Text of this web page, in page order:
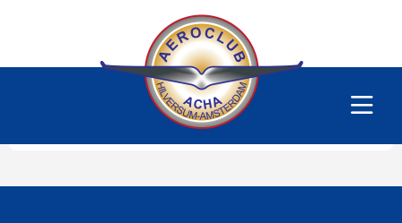
PH-MFT
Dit gedeelte van de website is alleen voor de
leden/begunstigers van onze club. Sorry. U kunt
natuurlijk altijd lid worden!